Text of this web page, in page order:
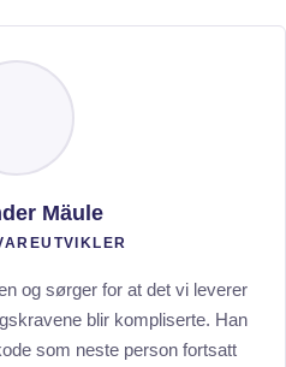
Mäule
og sørger for at det vi leverer
blir kompliserte. Han
som neste person fortsatt